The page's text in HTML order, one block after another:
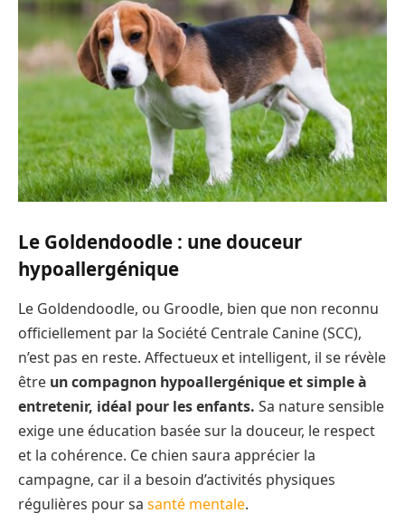
Le Goldendoodle : une douceur
hypoallergénique
Le Goldendoodle, ou Groodle, bien que non reconnu
officiellement par la Société Centrale Canine (SCC),
n’est pas en reste. Affectueux et intelligent, il se révèle
être un compagnon hypoallergénique et simple à
entretenir, idéal pour les enfants. Sa nature sensible
exige une éducation basée sur la douceur, le respect
et la cohérence. Ce chien saura apprécier la
campagne, car il a besoin d’activités physiques
régulières pour sa santé mentale.